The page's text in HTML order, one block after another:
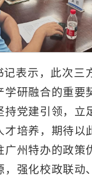
记表示，此次三
学研融合的重要
持党建引领，立
培养，期待以
广州特办的政策
强化校政联动